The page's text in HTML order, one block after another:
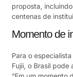
proposta,
centenas de
Momento de
Para o
Fujii, o Brasil